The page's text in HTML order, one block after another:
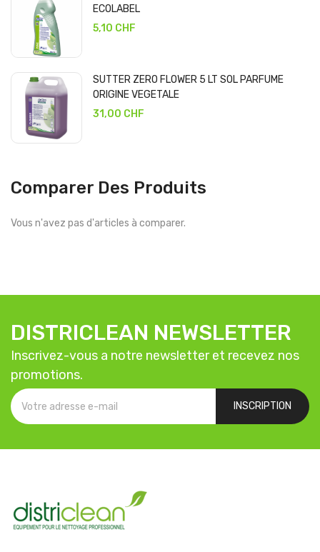
ECOLABEL
5,10 CHF
SUTTER ZERO FLOWER 5 LT SOL PARFUME
ORIGINE VEGETALE
31,00 CHF
Comparer Des Produits
Vous n'avez pas d'articles à comparer.
DISTRICLEAN NEWSLETTER
Inscrivez-vous a notre newsletter et recevez nos
promotions.
INSCRIPTION